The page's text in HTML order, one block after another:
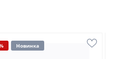
Новинка